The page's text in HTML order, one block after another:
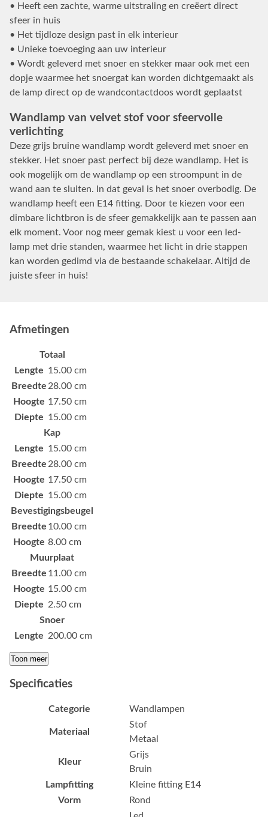
• Heeft een zachte, warme uitstraling en creëert direct
sfeer in huis
• Het tijdloze design past in elk interieur
• Unieke toevoeging aan uw interieur
• Wordt geleverd met snoer en stekker maar ook met een
dopje waarmee het snoergat kan worden dichtgemaakt als
de lamp direct op de wandcontactdoos wordt geplaatst
Wandlamp van velvet stof voor sfeervolle
verlichting
Deze grijs bruine wandlamp wordt geleverd met snoer en
stekker. Het snoer past perfect bij deze wandlamp. Het is
ook mogelijk om de wandlamp op een stroompunt in de
wand aan te sluiten. In dat geval is het snoer overbodig. De
wandlamp heeft een E14 fitting. Door te kiezen voor een
dimbare lichtbron is de sfeer gemakkelijk aan te passen aan
elk moment. Voor nog meer gemak kiest u voor een led-
lamp met drie standen, waarmee het licht in drie stappen
kan worden gedimd via de bestaande schakelaar. Altijd de
juiste sfeer in huis!
Afmetingen
Totaal
Lengte 15.00 cm
Breedte 28.00 cm
Hoogte 17.50 cm
Diepte 15.00 cm
Kap
Lengte 15.00 cm
Breedte 28.00 cm
Hoogte 17.50 cm
Diepte 15.00 cm
Bevestigingsbeugel
Breedte 10.00 cm
Hoogte 8.00 cm
Muurplaat
Breedte 11.00 cm
Hoogte 15.00 cm
Diepte 2.50 cm
Snoer
Lengte 200.00 cm
Toon meer
Specificaties
Categorie Wandlampen
Materiaal
Stof
Metaal
Kleur
Grijs
Bruin
Lampfitting
Kleine fitting E14
Vorm
Rond